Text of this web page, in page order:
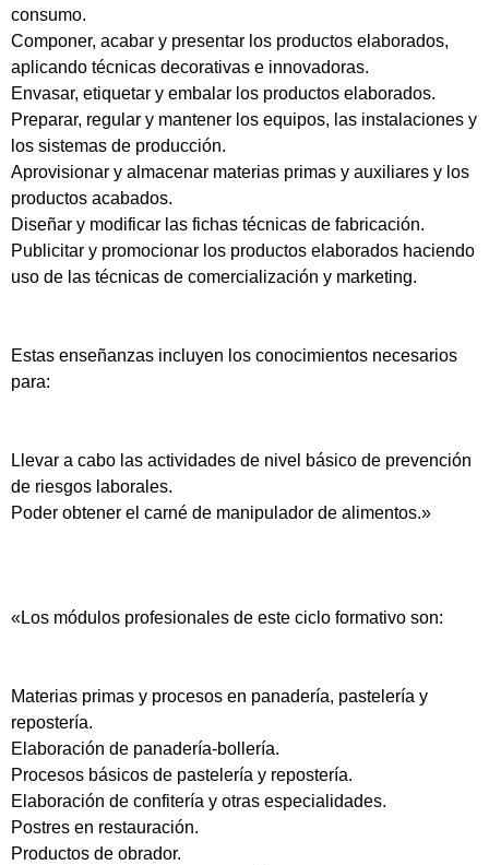
consumo.
Componer, acabar y presentar los productos elaborados,
aplicando técnicas decorativas e innovadoras.
Envasar, etiquetar y embalar los productos elaborados.
Preparar, regular y mantener los equipos, las instalaciones y
los sistemas de producción.
Aprovisionar y almacenar materias primas y auxiliares y los
productos acabados.
Diseñar y modificar las fichas técnicas de fabricación.
Publicitar y promocionar los productos elaborados haciendo
uso de las técnicas de comercialización y marketing.
Estas enseñanzas incluyen los conocimientos necesarios
para:
Llevar a cabo las actividades de nivel básico de prevención
de riesgos laborales.
Poder obtener el carné de manipulador de alimentos.»
«Los módulos profesionales de este ciclo formativo son:
Materias primas y procesos en panadería, pastelería y
repostería.
Elaboración de panadería-bollería.
Procesos básicos de pastelería y repostería.
Elaboración de confitería y otras especialidades.
Postres en restauración.
Productos de obrador.